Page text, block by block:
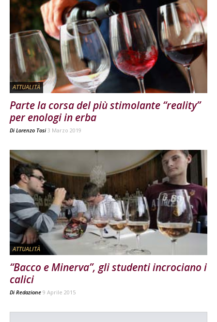
ATTUALITÀ
Parte la corsa del più stimolante “reality”
per enologi in erba
Di Lorenzo Tosi 3 Marzo 2019
ATTUALITÀ
“Bacco e Minerva”, gli studenti incrociano i
calici
Di Redazione 9 Aprile 2015